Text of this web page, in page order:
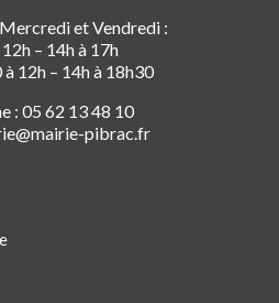
et Vendredi :
– 14h à 17h
à 12h – 14h à 18h30
: 05 62 13 48 10
pibrac.fr